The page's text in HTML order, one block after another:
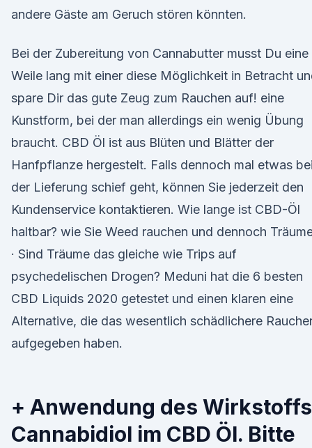
andere Gäste am Geruch stören könnten.
Bei der Zubereitung von Cannabutter musst Du eine
Weile lang mit einer diese Möglichkeit in Betracht
spare Dir das gute Zeug zum Rauchen auf! eine
Kunstform, bei der man allerdings ein wenig Übung
braucht. CBD Öl ist aus Blüten und Blätter der
Hanfpflanze hergestelt. Falls dennoch mal etwas
der Lieferung schief geht, können Sie jederzeit den
Kundenservice kontaktieren. Wie lange ist CBD-Öl
haltbar? wie Sie Weed rauchen und dennoch
· Sind Träume das gleiche wie Trips auf
psychedelischen Drogen? Meduni hat die 6 besten
CBD Liquids 2020 getestet und einen klaren eine
Alternative, die das wesentlich schädlichere
aufgegeben haben.
+ Anwendung des Wirkstoffs
Cannabidiol im CBD Öl. Bitte